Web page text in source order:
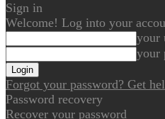
Sign in
Welcome! Log into your
your
your
Forgot your password? Get
Password recovery
Recover your password